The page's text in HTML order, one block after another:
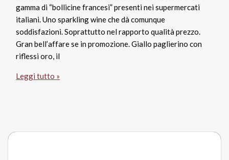
gamma di “bollicine francesi” presenti nei supermercati
italiani. Uno sparkling wine che dà comunque
soddisfazioni. Soprattutto nel rapporto qualità prezzo.
Gran bell’affare se in promozione. Giallo paglierino con
riflessi oro, il
Blanc
Leggi tutto »